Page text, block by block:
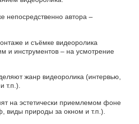
непосредственно автора –
и съёмке видеоролика
и инструментов – на усмотрение
жанр видеоролика (интервью,
т.п.).
на эстетически приемлемом фоне
виды природы за окном и т.п.).